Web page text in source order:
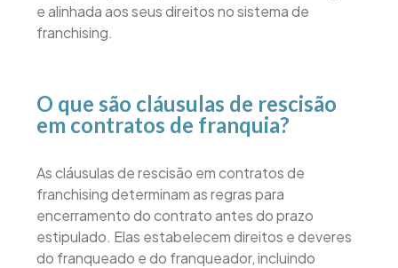
e alinhada aos seus direitos no sistema de
franchising.
O que são cláusulas de rescisão
em contratos de franquia?
As cláusulas de rescisão em contratos de
franchising determinam as regras para
encerramento do contrato antes do prazo
estipulado. Elas estabelecem direitos e deveres
do franqueado e do franqueador, incluindo